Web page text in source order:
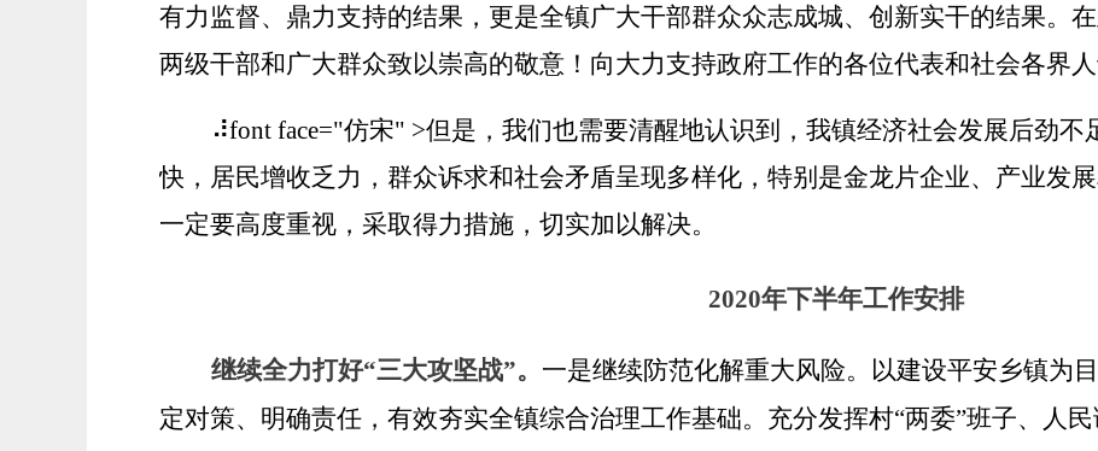
有力监督、鼎力支持的结果，更是全镇广大干部群众众志成城、创新实干的结果。
两级干部和广大群众致以崇高的敬意！向大力支持政府工作的各位代表和社会各界
⠼font face="仿宋" >但是，我们也需要清醒地认识到，我镇经济社会发展后劲
快，居民增收乏力，群众诉求和社会矛盾呈现多样化，特别是金龙片企业、产业发
一定要高度重视，采取得力措施，切实加以解决。
2020年下半年工作安排
继续全力打好“三大攻坚战”。 一是继续防范化解重大风险。
以建设平安乡镇为
定对策、明确责任，有效夯实全镇综合治理工作基础。充分发挥村“两委”班子、人